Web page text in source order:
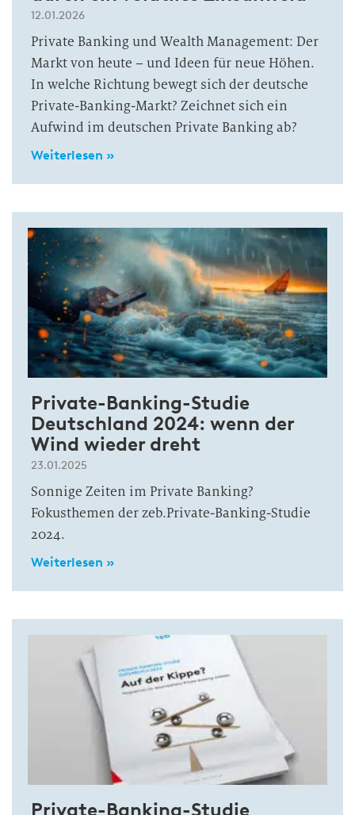
12.01.2026
Private Banking und Wealth Management: Der
Markt von heute – und Ideen für neue Höhen.
In welche Richtung bewegt sich der deutsche
Private-Banking-Markt? Zeichnet sich ein
Aufwind im deutschen Private Banking ab?
Weiterlesen »
Private-Banking-Studie
Deutschland 2024: wenn der
Wind wieder dreht
23.01.2025
Sonnige Zeiten im Private Banking?
Fokusthemen der zeb.Private-Banking-Studie
2024.
Weiterlesen »
Private-Banking-Studie